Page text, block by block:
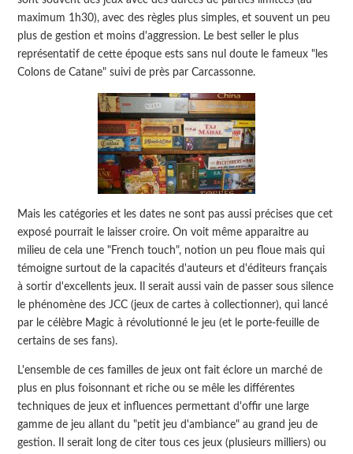
maximum 1h30), avec des règles plus simples, et souvent un peu
plus de gestion et moins d'aggression. Le best seller le plus
représentatif de cette époque ests sans nul doute le fameux "les
Colons de Catane" suivi de près par Carcassonne.
Mais les catégories et les dates ne sont pas aussi précises que cet
exposé pourrait le laisser croire. On voit même apparaitre au
milieu de cela une "French touch", notion un peu floue mais qui
témoigne surtout de la capacités d'auteurs et d'éditeurs français
à sortir d'excellents jeux. Il serait aussi vain de passer sous silence
le phénomène des JCC (jeux de cartes à collectionner), qui lancé
par le célèbre Magic à révolutionné le jeu (et le porte-feuille de
certains de ses fans).
L'ensemble de ces familles de jeux ont fait éclore un marché de
plus en plus foisonnant et riche ou se mêle les différentes
techniques de jeux et influences permettant d'offir une large
gamme de jeu allant du "petit jeu d'ambiance" au grand jeu de
gestion. Il serait long de citer tous ces jeux (plusieurs milliers) ou